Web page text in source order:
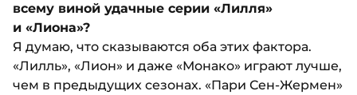
всему виной удачные серии «Лилля»
и «Лиона»?
Я думаю, что сказываются оба этих фактора.
«Лилль», «Лион» и даже «Монако» играют лучше,
чем в предыдущих сезонах. «Пари Сен-Жермен»